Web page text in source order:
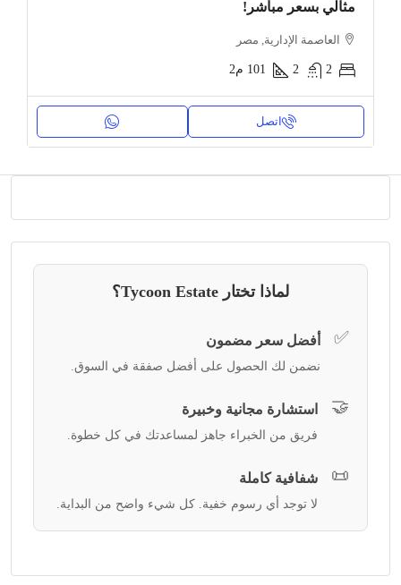
مثالي بسعر مباشر!
العاصمة الإدارية, مصر
2
2
101 م2
اتصل
لماذا تختار Tycoon Estate؟
✅ أفضل سعر مضمون
نضمن لك الحصول على أفضل صفقة في السوق.
🤝 استشارة مجانية وخبيرة
فريق من الخبراء جاهز لمساعدتك في كل خطوة.
📜 شفافية كاملة
لا توجد أي رسوم خفية. كل شيء واضح من البداية.